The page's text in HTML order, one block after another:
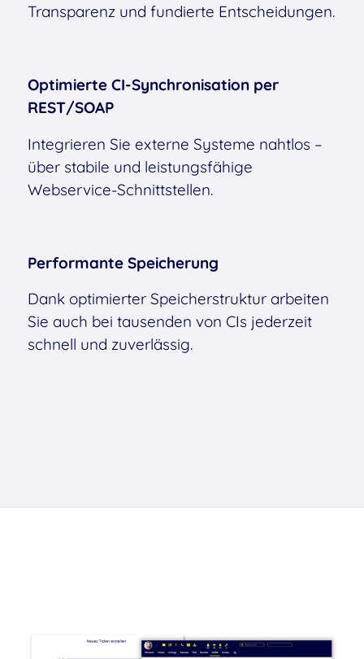
Transparenz und fundierte Entscheidungen.
Optimierte CI-Synchronisation per
REST/SOAP
Integrieren Sie externe Systeme nahtlos –
über stabile und leistungsfähige
Webservice-Schnittstellen.
Performante Speicherung
Dank optimierter Speicherstruktur arbeiten
Sie auch bei tausenden von CIs jederzeit
schnell und zuverlässig.